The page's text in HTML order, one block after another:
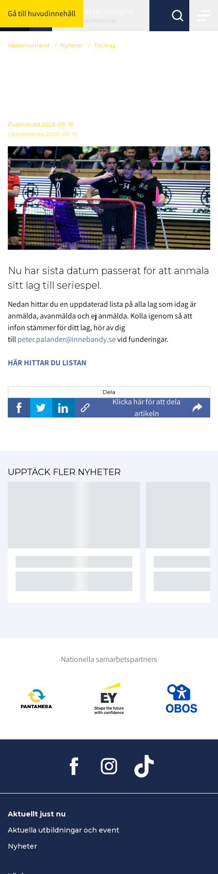
Gå till huvudinnehåll
Byt förbund här
Västernorrland / Nyheter / Tävling
Publicerad 2025-05-16
Uppdaterad 2025-05-16
Nu har sista datum passerat för att anmäla
sitt lag till seriespel.
Nedan hittar du en uppdaterad lista på alla lag som idag är
anmälda, avanmälda och ej anmälda. Kolla igenom så att
infon stämmer för ditt lag, hör av dig
tillpeter.palander@innebandy.sevid funderingar.
HÄR HITTAR DU LISTAN
Dela
Klicka här för att dela
artikeln
UPPTÄCK FLER NYHETER
Nationella samarbetspartners
Aktuellt just nu
Aktuella utbildningar och event
Nyheter